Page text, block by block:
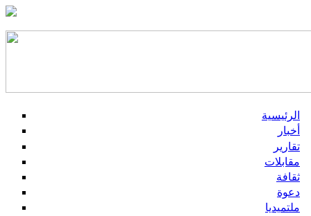
الرئيسية
أخبار
تقارير
مقابلات
ثقافة
دعوة
ملتميديا